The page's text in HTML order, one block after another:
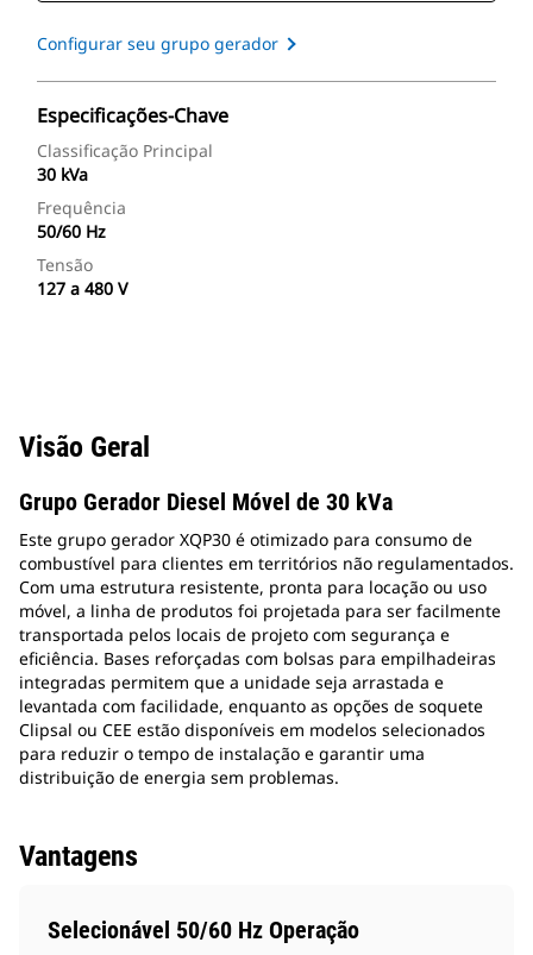
Configurar seu grupo gerador
Especificações-Chave
Classificação Principal
30 kVa
Frequência
50/60 Hz
Tensão
127 a 480 V
Visão Geral
Grupo Gerador Diesel Móvel de 30 kVa
Este grupo gerador XQP30 é otimizado para consumo de
combustível para clientes em territórios não regulamentados.
Com uma estrutura resistente, pronta para locação ou uso
móvel, a linha de produtos foi projetada para ser facilmente
transportada pelos locais de projeto com segurança e
eficiência. Bases reforçadas com bolsas para empilhadeiras
integradas permitem que a unidade seja arrastada e
levantada com facilidade, enquanto as opções de soquete
Clipsal ou CEE estão disponíveis em modelos selecionados
para reduzir o tempo de instalação e garantir uma
distribuição de energia sem problemas.
Vantagens
Selecionável 50/60 Hz Operação